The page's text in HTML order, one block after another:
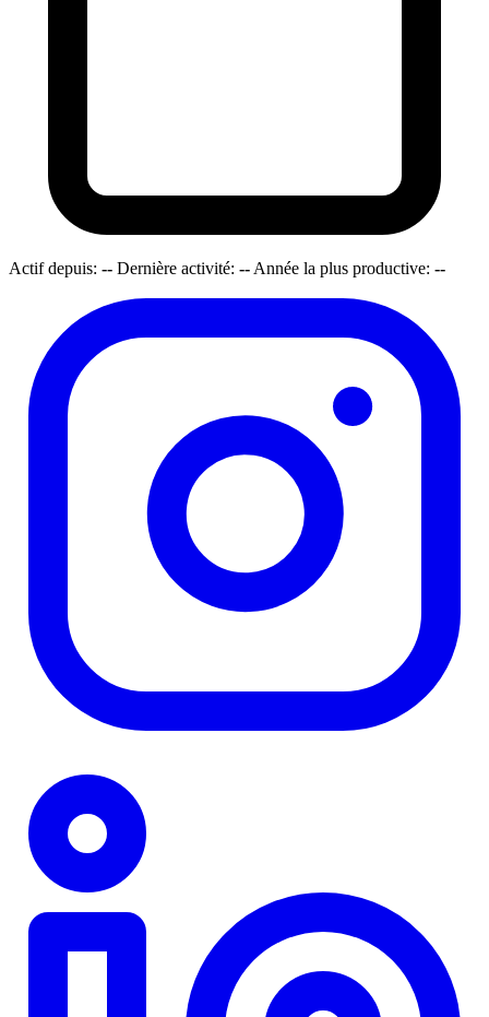
Actif depuis: -- Dernière activité: -- Année la plus productive: --